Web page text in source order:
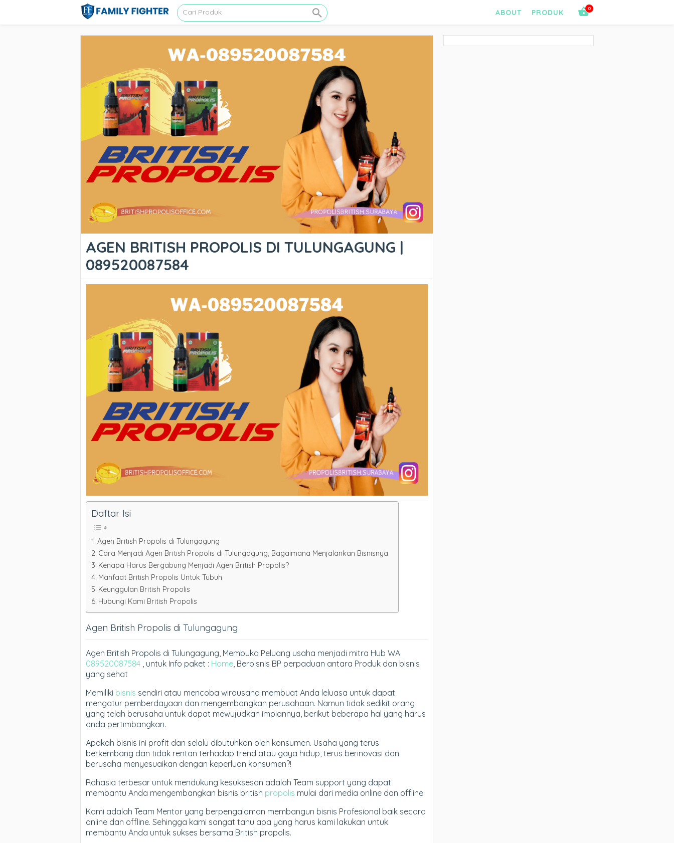
0
ABOUT PRODUK
AGEN BRITISH PROPOLIS DI TULUNGAGUNG |
089520087584
Daftar Isi
Agen British Propolis di Tulungagung
Cara Menjadi Agen British Propolis di Tulungagung, Bagaimana Menjalankan Bisnisnya
Kenapa Harus Bergabung Menjadi Agen British Propolis?
Manfaat British Propolis Untuk Tubuh
Keunggulan British Propolis
Hubungi Kami British Propolis
Agen British Propolis di Tulungagung
Agen British Propolis di Tulungagung, Membuka Peluang usaha menjadi mitra Hub WA
089520087584 , untuk Info paket : Home , Berbisnis BP perpaduan antara Produk dan bisnis
yang sehat
Memiliki bisnis sendiri atau mencoba wirausaha membuat Anda leluasa untuk dapat
mengatur pemberdayaan dan mengembangkan perusahaan. Namun tidak sedikit orang
yang telah berusaha untuk dapat mewujudkan impiannya, berikut beberapa hal yang harus
anda pertimbangkan.
Apakah bisnis ini profit dan selalu dibutuhkan oleh konsumen. Usaha yang terus
berkembang dan tidak rentan terhadap trend atau gaya hidup, terus berinovasi dan
berusaha menyesuaikan dengan keperluan konsumen?!
Rahasia terbesar untuk mendukung kesuksesan adalah Team support yang dapat
membantu Anda mengembangkan bisnis british propolis mulai dari media online dan offline.
Kami adalah Team Mentor yang berpengalaman membangun bisnis Profesional baik secara
online dan offline. Sehingga kami sangat tahu apa yang harus kami lakukan untuk
membantu Anda untuk sukses bersama British propolis.